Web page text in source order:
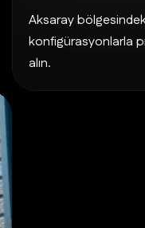
Aksaray
konfigürasyonlarla
alın.